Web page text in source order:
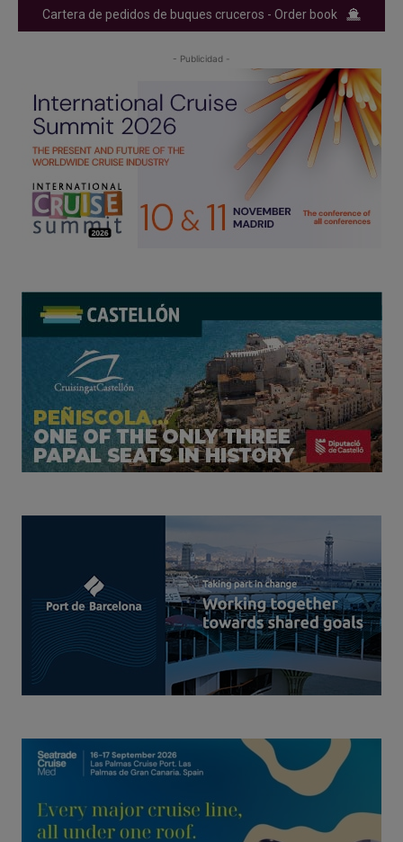
Cartera de pedidos de buques cruceros - Order book
- Publicidad -